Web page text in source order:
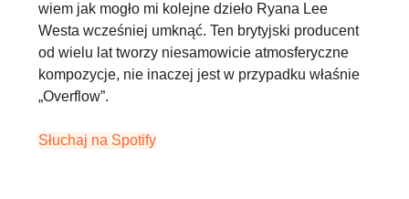
wiem jak mogło mi kolejne dzieło Ryana Lee
Westa wcześniej umknąć. Ten brytyjski producent
od wielu lat tworzy niesamowicie atmosferyczne
kompozycje, nie inaczej jest w przypadku właśnie
„Overflow”.
Słuchaj na Spotify